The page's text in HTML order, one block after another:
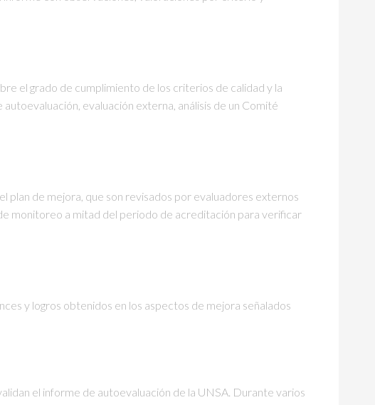
el grado de cumplimiento de los criterios de calidad y la
evaluación externa, análisis de un Comité
plan de mejora, que son revisados por evaluadores externos
monitoreo a mitad del periodo de acreditación para verificar
y logros obtenidos en los aspectos de mejora señalados
el informe de autoevaluación de la UNSA. Durante varios